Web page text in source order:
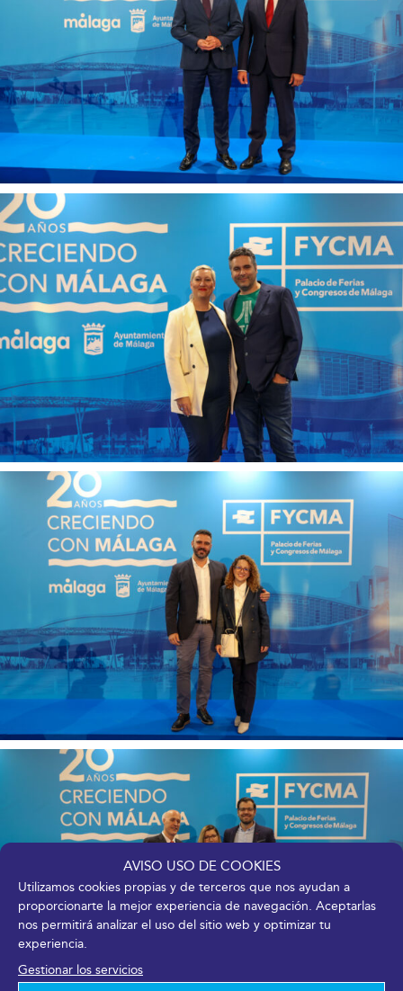
AVISO USO DE COOKIES
Utilizamos cookies propias y de terceros que nos ayudan a
proporcionarte la mejor experiencia de navegación. Aceptarlas
nos permitirá analizar el uso del sitio web y optimizar tu
experiencia.
Gestionar los servicios